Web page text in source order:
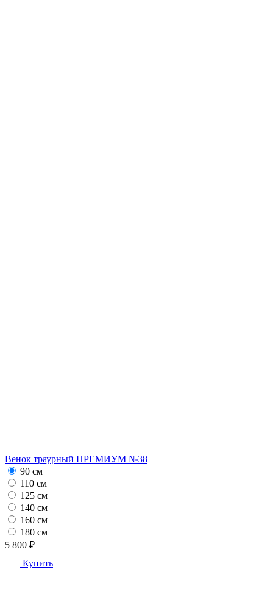
Венок траурный ПРЕМИУМ №38
90 см
110 см
125 см
140 см
160 см
180 см
5 800 ₽
Купить